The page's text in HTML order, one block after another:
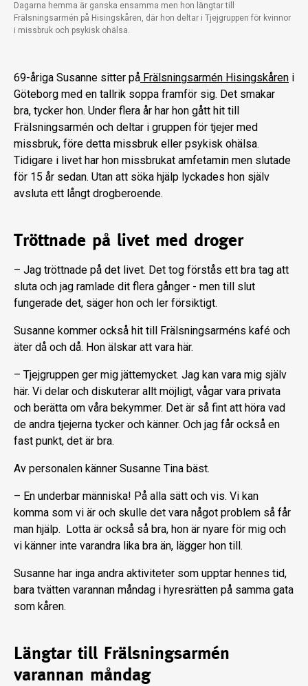
Dagarna hemma är ganska ensamma men hon längtar till
Frälsningsarmén på Hisingskåren, där hon deltar i Tjejgruppen för kvinnor
i missbruk och psykisk ohälsa.
69-åriga Susanne sitter på Frälsningsarmén Hisingskåren i
Göteborg med en tallrik soppa framför sig. Det smakar
bra, tycker hon. Under flera år har hon gått hit till
Frälsningsarmén och deltar i gruppen för tjejer med
missbruk, före detta missbruk eller psykisk ohälsa.
Tidigare i livet har hon missbrukat amfetamin men slutade
för 15 år sedan. Utan att söka hjälp lyckades hon själv
avsluta ett långt drogberoende.
Tröttnade på livet med droger
– Jag tröttnade på det livet. Det tog förstås ett bra tag att
sluta och jag ramlade dit flera gånger - men till slut
fungerade det, säger hon och ler försiktigt.
Susanne kommer också hit till Frälsningsarméns kafé och
äter då och då. Hon älskar att vara här.
– Tjejgruppen ger mig jättemycket. Jag kan vara mig själv
här. Vi delar och diskuterar allt möjligt, vågar vara privata
och berätta om våra bekymmer. Det är så fint att höra vad
de andra tjejerna tycker och känner. Och jag får också en
fast punkt, det är bra.
Av personalen känner Susanne Tina bäst.
– En underbar människa! På alla sätt och vis. Vi kan
komma som vi är och skulle det vara något problem så får
man hjälp. Lotta är också så bra, hon är nyare för mig och
vi känner inte varandra lika bra än, lägger hon till.
Susanne har inga andra aktiviteter som upptar hennes tid,
bara tvätten varannan måndag i hyresrätten på samma gata
som kåren.
Längtar till Frälsningsarmén
varannan måndag